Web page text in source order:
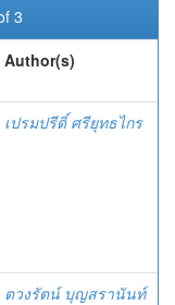
3
Author(s)
เปรมปรีดิ์ ศรียุทธไกร
ตวงรัตน์ บุญสรานันท์